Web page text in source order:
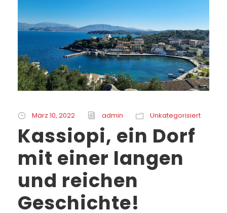
März 10, 2022 admin Unkategorisiert
Kassiopi, ein Dorf
mit einer langen
und reichen
Geschichte!